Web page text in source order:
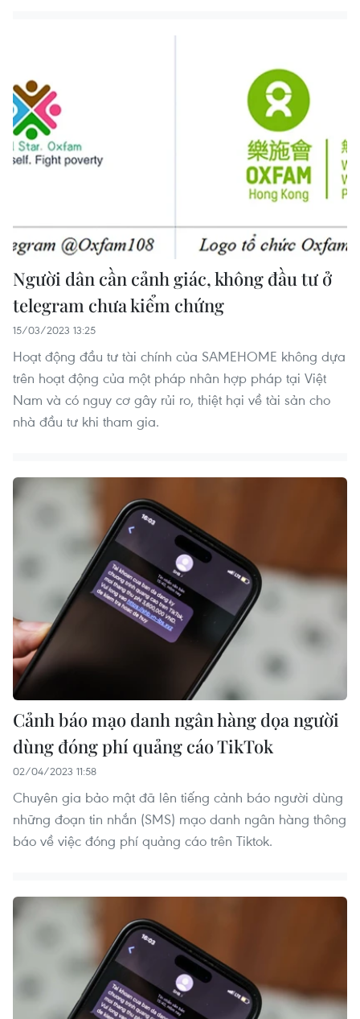
Người dân cần cảnh giác, không đầu tư ở
telegram chưa kiểm chứng
15/03/2023 13:25
Hoạt động đầu tư tài chính của SAMEHOME không dựa
trên hoạt động của một pháp nhân hợp pháp tại Việt
Nam và có nguy cơ gây rủi ro, thiệt hại về tài sản cho
nhà đầu tư khi tham gia.
Cảnh báo mạo danh ngân hàng dọa người
dùng đóng phí quảng cáo TikTok
02/04/2023 11:58
Chuyên gia bảo mật đã lên tiếng cảnh báo người dùng
những đoạn tin nhắn (SMS) mạo danh ngân hàng thông
báo về việc đóng phí quảng cáo trên Tiktok.